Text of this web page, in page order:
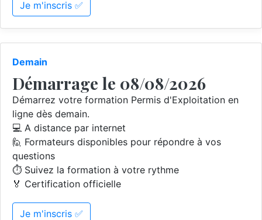
Je m'inscris ✅
Demain
Démarrage le 08/08/2026
Démarrez votre formation Permis d'Exploitation en
ligne dès demain.
💻 A distance par internet
🙋 Formateurs disponibles pour répondre à vos
questions
⏱️ Suivez la formation à votre rythme
🏅 Certification officielle
Je m'inscris ✅